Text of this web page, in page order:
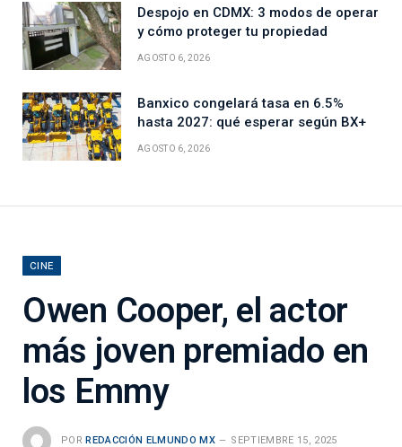
Despojo en CDMX: 3 modos de operar
y cómo proteger tu propiedad
AGOSTO 6, 2026
Banxico congelará tasa en 6.5%
hasta 2027: qué esperar según BX+
AGOSTO 6, 2026
CINE
Owen Cooper, el actor
más joven premiado en
los Emmy
POR REDACCIÓN ELMUNDO MX SEPTIEMBRE 15, 2025